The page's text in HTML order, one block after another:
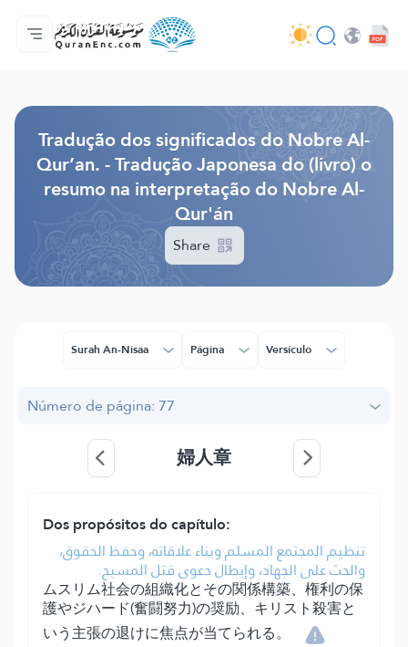
Página inicial
Índice de tradução
Audio
Serviços para desenvolvedores - API
Acerca do projeto
Contacta-nos
Idioma
Tradução dos significados do Nobre Al-
Qur’an. - Tradução Japonesa do (livro) o
resumo na interpretação do Nobre Al-
Qur'án
Share
Surah An-Nisaa Página Versículo
Número de página: 77
婦人章
Dos propósitos do capítulo:
تنظيم المجتمع المسلم وبناء علاقاته، وحفظ الحقوق،
والحث على الجهاد، وإبطال دعوى قتل المسيح.
ムスリム社会の組織化とその関係構築、権利の保
護やジハード(奮闘努力)の奨励、キリスト殺害と
いう主張の退けに焦点が当てられる。